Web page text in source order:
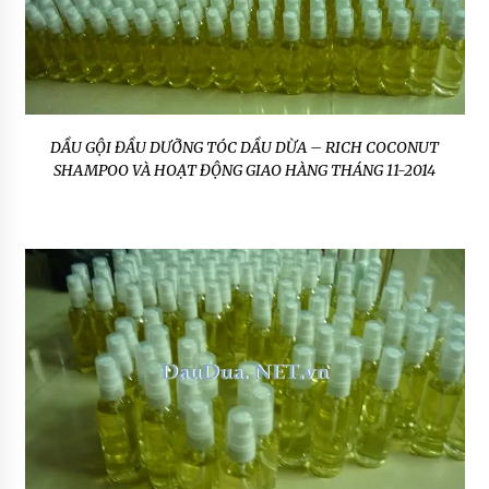
DẦU GỘI ĐẦU DƯỠNG TÓC DẦU DỪA – RICH COCONUT
SHAMPOO VÀ HOẠT ĐỘNG GIAO HÀNG THÁNG 11-2014